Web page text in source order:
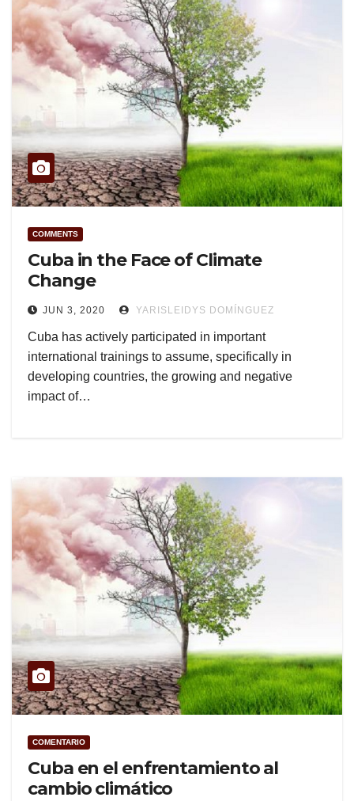
COMMENTS
Cuba in the Face of Climate
Change
JUN 3, 2020 YARISLEIDYS DOMÍNGUEZ
Cuba has actively participated in important
international trainings to assume, specifically in
developing countries, the growing and negative
impact of…
COMENTARIO
Cuba en el enfrentamiento al
cambio climático